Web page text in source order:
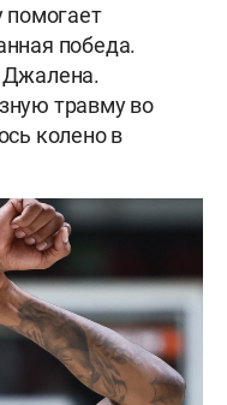
помогает
победа.
Джалена.
травму во
колено в